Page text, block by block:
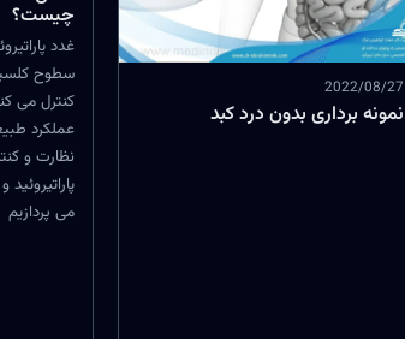
2022/08/27
نمونه برداری بدون درد کبد
چیست؟
غدد
سطوح
کنترل می
عملکرد
نظارت و
می پردازیم